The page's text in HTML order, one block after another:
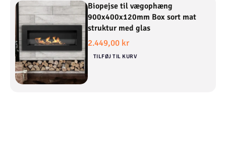
Biopejse til vægophæng
900x400x120mm Box sort mat
struktur med glas
2.449,00 kr
TILFØJ TIL KURV